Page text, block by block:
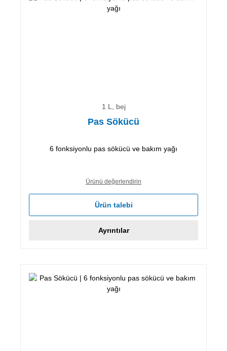
1 L, bej
Pas Sökücü
6 fonksiyonlu pas sökücü ve bakım yağı
Ürünü değerlendirin
Ürün talebi
Ayrıntılar